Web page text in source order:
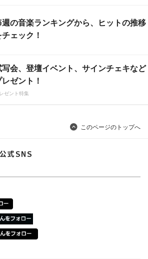
週の音楽ランキングから、ヒットの推移
ェック！
写会、登壇イベント、サインチェキなど
ゼント！
ゼント特集
このページのトップへ